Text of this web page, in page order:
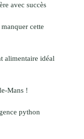
avec succès
cette
alimentaire idéal
Mans !
python